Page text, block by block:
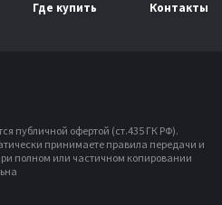
Где купить Контакты
публичной офертой (ст.435 ГК РФ).
принимаете правила передачи и
полном или частичном копировании